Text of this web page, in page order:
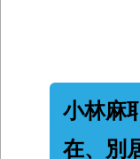
小林麻
在、別